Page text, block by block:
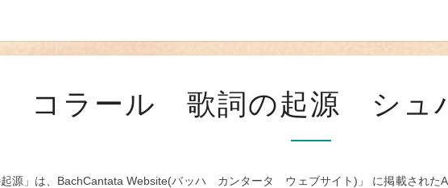
ラ
コラール 歌詞の起源 シュ
起源」は、BachCantata Website(バッハ カンタータ ウェブサイト)」 に掲載された